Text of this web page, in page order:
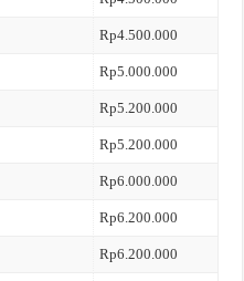
Rp4.500.000
Rp5.000.000
Rp5.200.000
Rp5.200.000
Rp6.000.000
Rp6.200.000
Rp6.200.000